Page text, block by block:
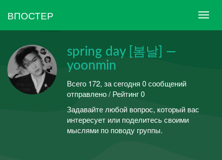
ВПОСТЕР
spring day [봄날] —
yoonmin
Всего 172, за сегодня 0 сообщений
отправлено / Рейтинг 0
Задавайте любой вопрос, который вас
интересует или поделитесь своими
мыслями по поводу группы.